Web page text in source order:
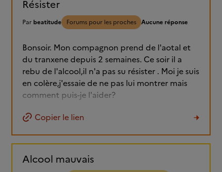
Résister
Par beatitude Forums pour les proches Aucune réponse
Bonsoir. Mon compagnon prend de l'aotal et
du tranxene depuis 2 semaines. Ce soir il a
rebu de l'alcool,il n'a pas su résister . Moi je suis
en colère,j'essaie de ne pas lui montrer mais
comment puis-je l'aider?
Copier le lien
Alcool mauvais